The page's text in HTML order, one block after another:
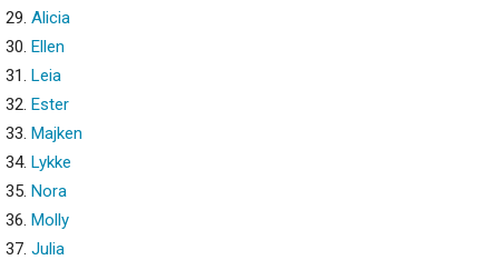
29. Alicia
30. Ellen
31. Leia
32. Ester
33. Majken
34. Lykke
35. Nora
36. Molly
37. Julia